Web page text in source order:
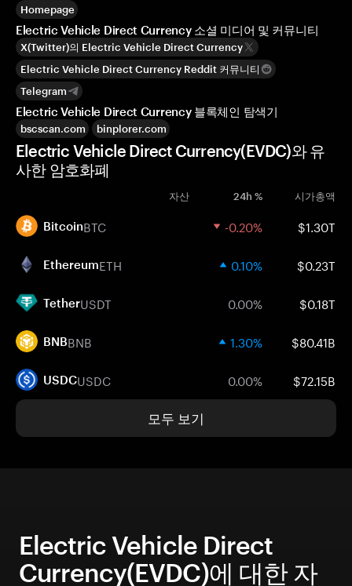
Homepage
Electric Vehicle Direct Currency 소셜 미디어 및 커뮤니티
X(Twitter)의 Electric Vehicle Direct Currency
Electric Vehicle Direct Currency Reddit 커뮤니티
Telegram
Electric Vehicle Direct Currency 블록체인 탐색기
bscscan.com binplorer.com
Electric Vehicle Direct Currency(EVDC)와 유
사한 암호화폐
자산 24h % 시가총액
BitcoinBTC -0.20% $1.30T
EthereumETH 0.10% $0.23T
TetherUSDT 0.00% $0.18T
BNBBNB 1.30% $80.41B
USDCUSDC 0.00% $72.15B
모두 보기
Electric Vehicle Direct
Currency(EVDC)에 대한 자